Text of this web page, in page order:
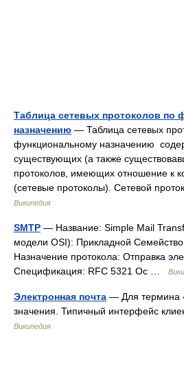
Таблица сетевых протоколов по
назначению — Таблица сетевых
функциональному назначению
существующих (а также
протоколов, имеющих отношение к
(сетевые протоколы). Сетевой
Википедия
SMTP — Название: Simple Mail
модели OSI): Прикладной
Назначение протокола: Отправка
Спецификация: RFC 5321 Ос …
Электронная почта — Для термина
значения. Типичный интерфейс
Википедия